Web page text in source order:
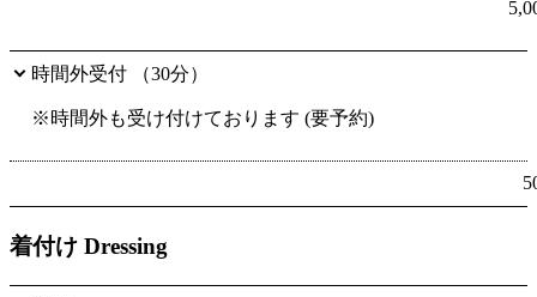
時間外受付 （30分）
※時間外も受け付けております (要予約)
着付け Dressing